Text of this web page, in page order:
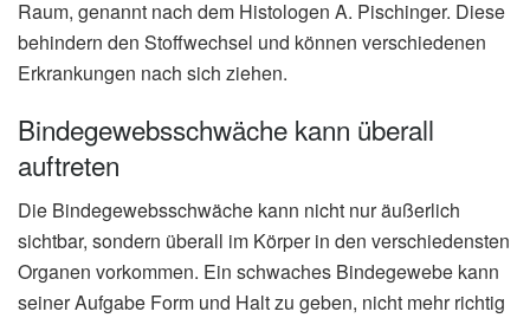
Raum, genannt nach dem Histologen A. Pischinger. Diese
behindern den Stoffwechsel und können verschiedenen
Erkrankungen nach sich ziehen.
Bindegewebsschwäche kann überall
auftreten
Die Bindegewebsschwäche kann nicht nur äußerlich
sichtbar, sondern überall im Körper in den verschiedensten
Organen vorkommen. Ein schwaches Bindegewebe kann
seiner Aufgabe Form und Halt zu geben, nicht mehr richtig